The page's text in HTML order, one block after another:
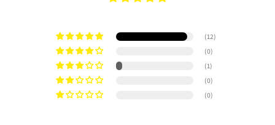
(12)
(0)
(1)
(0)
(0)